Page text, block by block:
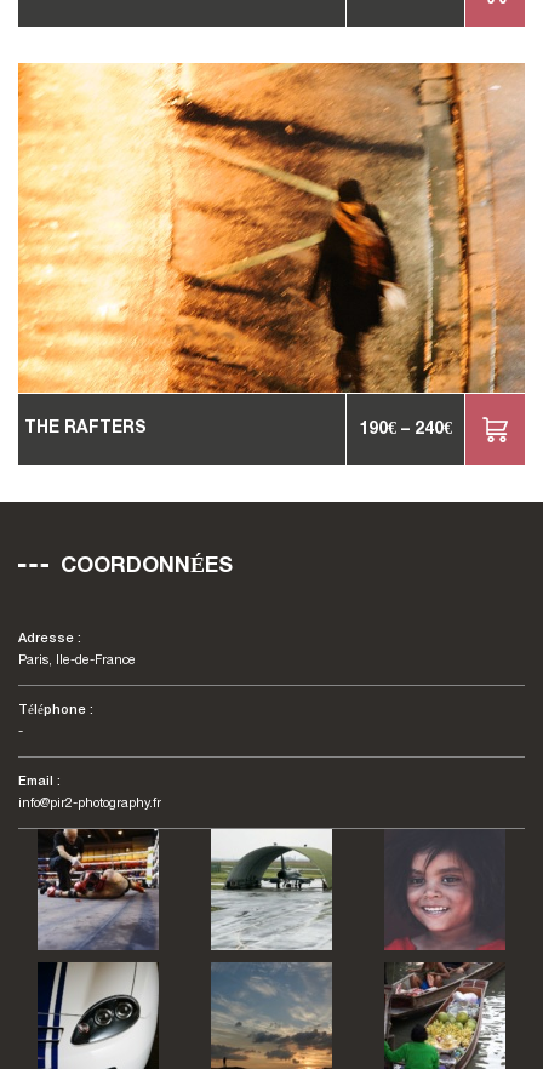
THE RAFTERS 190€ – 240€
COORDONNÉES
Adresse :
Paris, Ile-de-France
Téléphone :
-
Email :
info@pir2-photography.fr